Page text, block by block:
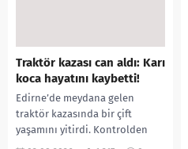
Traktör kazası can aldı: Karı
koca hayatını kaybetti!
Edirne’de meydana gelen
traktör kazasında bir çift
yaşamını yitirdi. Kontrolden
çıkarak devrilen traktörün